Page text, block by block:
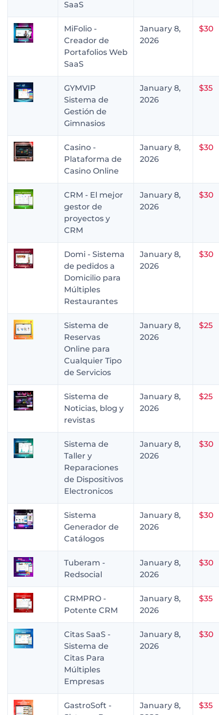
SaaS
MiFolio -
Creador de
Portafolios Web
SaaS
January 8,
2026
$30
GYMVIP
Sistema de
Gestión de
Gimnasios
January 8,
2026
$35
Casino -
Plataforma de
Casino Online
January 8,
2026
$30
CRM - El mejor
gestor de
proyectos y
CRM
January 8,
2026
$30
Domi - Sistema
de pedidos a
Domicilio para
Múltiples
Restaurantes
January 8,
2026
$30
Sistema de
Reservas
Online para
Cualquier Tipo
de Servicios
January 8,
2026
$25
Sistema de
Noticias, blog y
revistas
January 8,
2026
$25
Sistema de
Taller y
Reparaciones
de Dispositivos
Electronicos
January 8,
2026
$30
Sistema
Generador de
Catálogos
January 8,
2026
$30
Tuberam -
Redsocial
January 8,
2026
$30
CRMPRO -
Potente CRM
January 8,
2026
$35
Citas SaaS -
Sistema de
Citas Para
Múltiples
Empresas
January 8,
2026
$30
GastroSoft -
January 8,
$35